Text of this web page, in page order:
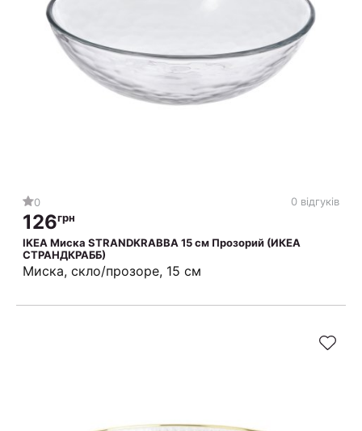
0 0 відгуків
126грн
IKEA Миска STRANDKRABBA 15 см Прозорий (ИКЕА
СТРАНДКРАББ)
Миска, скло/прозоре, 15 см